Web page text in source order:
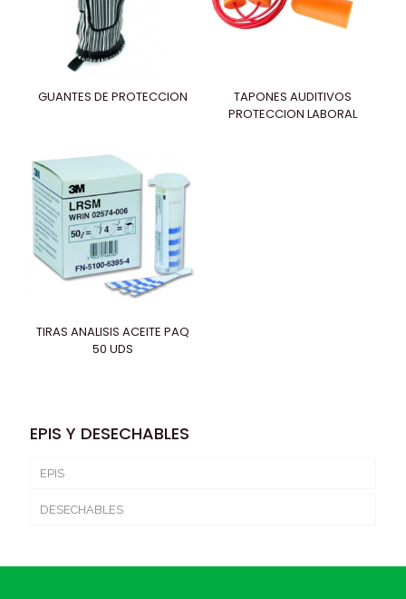
GUANTES DE PROTECCION
TAPONES AUDITIVOS
PROTECCION LABORAL
TIRAS ANALISIS ACEITE PAQ
50 UDS
EPIS Y DESECHABLES
EPIS
DESECHABLES